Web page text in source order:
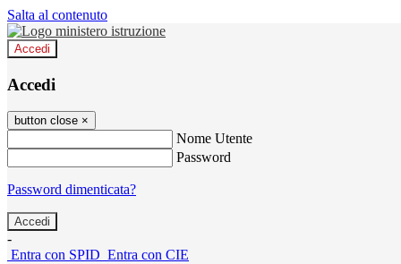
Salta al contenuto
Accedi
Accedi
button close ×
Nome Utente
Password
Password dimenticata?
-
Entra con SPID Entra con CIE